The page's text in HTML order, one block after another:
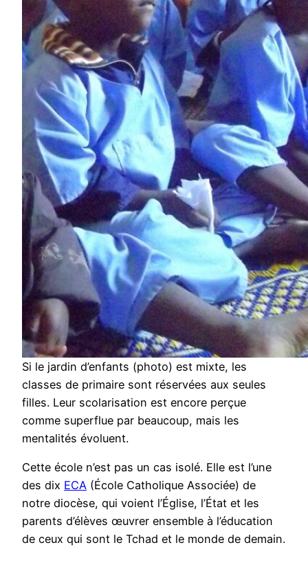
Si le jardin d’enfants (photo) est mixte, les
classes de primaire sont réservées aux seules
filles. Leur scolarisation est encore perçue
comme superflue par beaucoup, mais les
mentalités évoluent.
Cette école n’est pas un cas isolé. Elle est l’une
des dix ECA (École Catholique Associée) de
notre diocèse, qui voient l’Église, l’État et les
parents d’élèves œuvrer ensemble à l’éducation
de ceux qui sont le Tchad et le monde de demain.